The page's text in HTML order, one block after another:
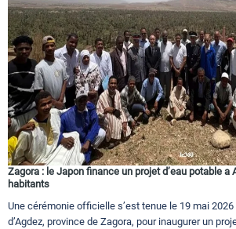
Circuits touristiques
Tourisme
Régions
Hotels
Zagora : le Japon finance un projet d’eau potable a
habitants
Une cérémonie officielle s’est tenue le 19 mai
d’Agdez, province de Zagora, pour inaugurer un